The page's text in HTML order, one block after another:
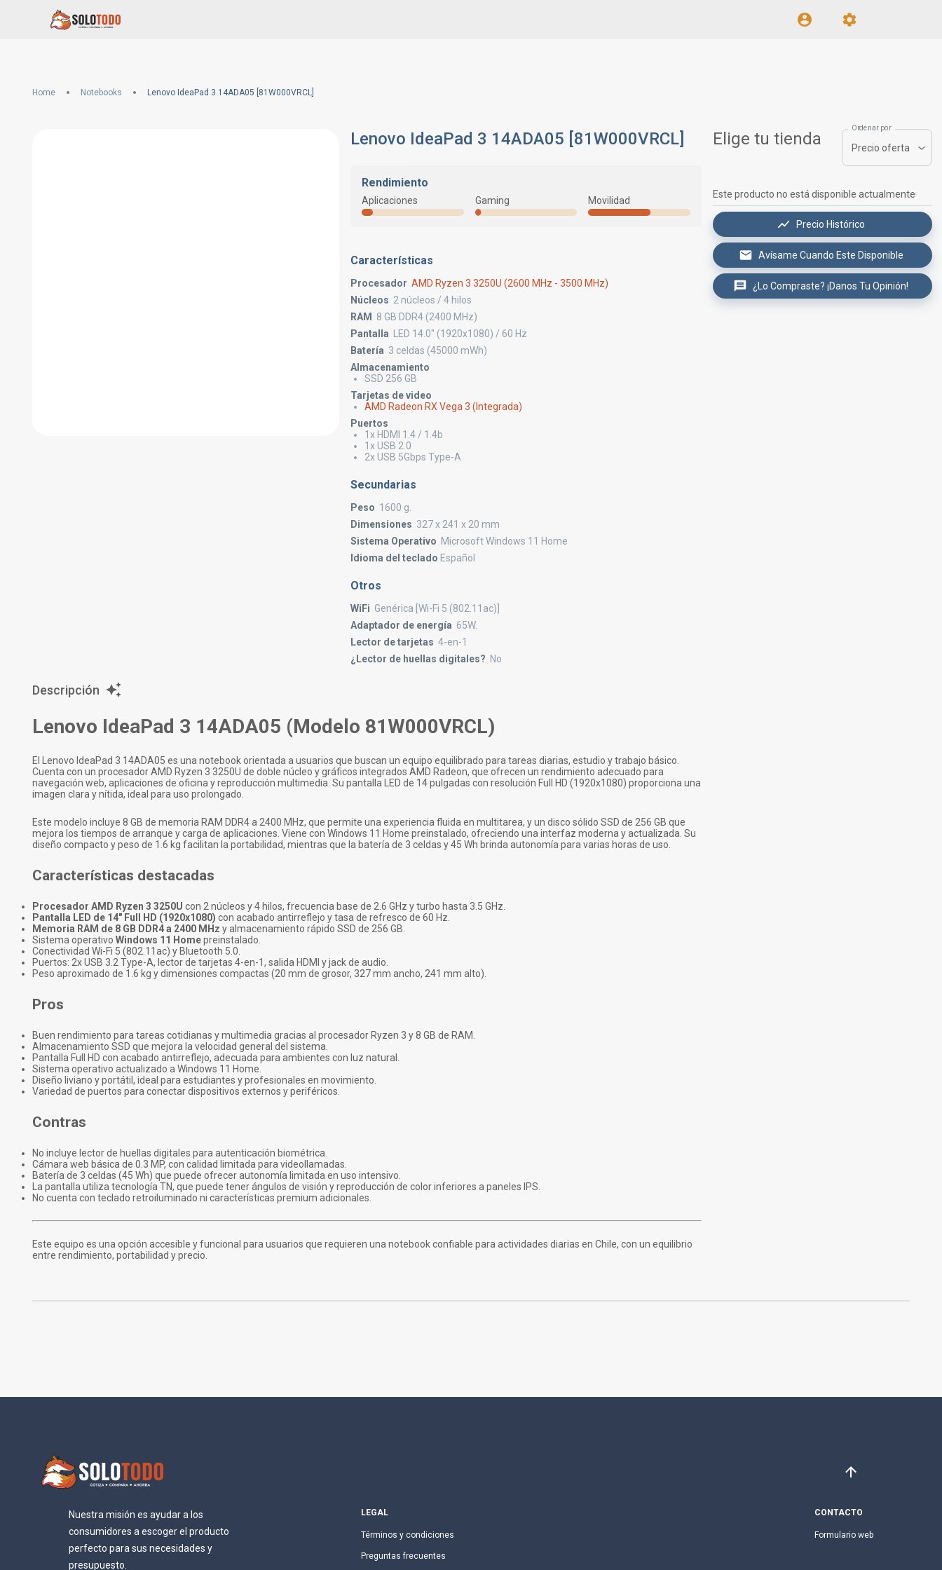
Home Notebooks Lenovo IdeaPad 3 14ADA05 [81W000VRCL]
Lenovo IdeaPad 3 14ADA05 [81W000VRCL]
Rendimiento
Aplicaciones Gaming Movilidad
Características
Procesador AMD Ryzen 3 3250U (2600 MHz - 3500 MHz)
Núcleos 2 núcleos / 4 hilos
RAM
8 GB DDR4 (2400 MHz)
Pantalla
LED 14.0" (1920x1080) / 60 Hz
Batería 3 celdas (45000 mWh)
Almacenamiento
SSD 256 GB
Tarjetas de video
AMD Radeon RX Vega 3 (Integrada)
Puertos
1x HDMI 1.4 / 1.4b
1x USB 2.0
2x USB 5Gbps Type-A
Secundarias
Peso 1600 g.
Dimensiones 327 x 241 x 20 mm
Sistema Operativo Microsoft Windows 11 Home
Idioma del teclado Español
Otros
WiFi Genérica [Wi-Fi 5 (802.11ac)]
Adaptador de energía 65W.
Lector de tarjetas 4-en-1
¿Lector de huellas digitales? No
Elige tu tienda
Ordenar por
Precio oferta
Este producto no está disponible actualmente
Precio Histórico
Avísame Cuando Este Disponible
¿Lo Compraste? ¡Danos Tu Opinión!
Descripción
Lenovo IdeaPad 3 14ADA05 (Modelo 81W000VRCL)
El Lenovo IdeaPad 3 14ADA05 es una notebook orientada a usuarios que buscan un equipo equilibrado para tareas diarias, estudio y trabajo básico.
Cuenta con un procesador AMD Ryzen 3 3250U de doble núcleo y gráficos integrados AMD Radeon, que ofrecen un rendimiento adecuado para
navegación web, aplicaciones de oficina y reproducción multimedia. Su pantalla LED de 14 pulgadas con resolución Full HD (1920x1080) proporciona una
imagen clara y nítida, ideal para uso prolongado.
Este modelo incluye 8 GB de memoria RAM DDR4 a 2400 MHz, que permite una experiencia fluida en multitarea, y un disco sólido SSD de 256 GB que
mejora los tiempos de arranque y carga de aplicaciones. Viene con Windows 11 Home preinstalado, ofreciendo una interfaz moderna y actualizada. Su
diseño compacto y peso de 1.6 kg facilitan la portabilidad, mientras que la batería de 3 celdas y 45 Wh brinda autonomía para varias horas de uso.
Características destacadas
Procesador AMD Ryzen 3 3250U con 2 núcleos y 4 hilos, frecuencia base de 2.6 GHz y turbo hasta 3.5 GHz.
Pantalla LED de 14" Full HD (1920x1080) con acabado antirreflejo y tasa de refresco de 60 Hz.
Memoria RAM de 8 GB DDR4 a 2400 MHz y almacenamiento rápido SSD de 256 GB.
Sistema operativo Windows 11 Homepreinstalado.
Conectividad Wi-Fi 5 (802.11ac) y Bluetooth 5.0.
Puertos: 2x USB 3.2 Type-A, lector de tarjetas 4-en-1, salida HDMI y jack de audio.
Peso aproximado de 1.6 kg y dimensiones compactas (20 mm de grosor, 327 mm ancho, 241 mm alto).
Pros
Buen rendimiento para tareas cotidianas y multimedia gracias al procesador Ryzen 3 y 8 GB de RAM.
Almacenamiento SSD que mejora la velocidad general del sistema.
Pantalla Full HD con acabado antirreflejo, adecuada para ambientes con luz natural.
Sistema operativo actualizado a Windows 11 Home.
Diseño liviano y portátil, ideal para estudiantes y profesionales en movimiento.
Variedad de puertos para conectar dispositivos externos y periféricos.
Contras
No incluye lector de huellas digitales para autenticación biométrica.
Cámara web básica de 0.3 MP, con calidad limitada para videollamadas.
Batería de 3 celdas (45 Wh) que puede ofrecer autonomía limitada en uso intensivo.
La pantalla utiliza tecnología TN, que puede tener ángulos de visión y reproducción de color inferiores a paneles IPS.
No cuenta con teclado retroiluminado ni características premium adicionales.
Este equipo es una opción accesible y funcional para usuarios que requieren una notebook confiable para actividades diarias en Chile, con un equilibrio
entre rendimiento, portabilidad y precio.
Nuestra misión es ayudar a los
consumidores a escoger el producto
perfecto para sus necesidades y
presupuesto.
LEGAL
Términos y condiciones
Preguntas frecuentes
CONTACTO
Formulario web